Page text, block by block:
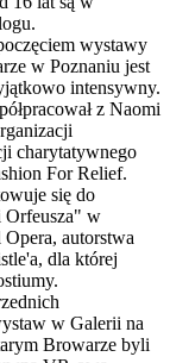
wystawy
w Poznaniu jest
intensywny.
z Naomi
charytatywnego
For Relief.
się do
Orfeusza" w
autorstwa
dla której
w Galerii na
Browarze byli